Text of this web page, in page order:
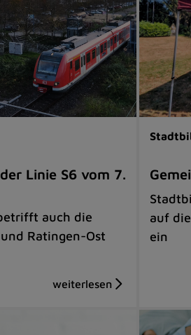
Linie S6 vom 7.
auch die
Ratingen-Ost
auf
ein